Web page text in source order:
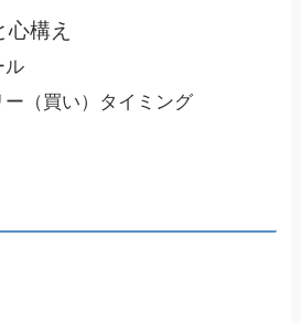
構え
ル
ー（買い）タイミング